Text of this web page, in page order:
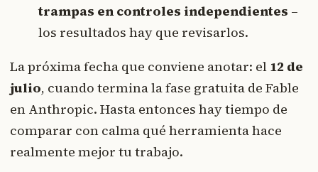
trampas en controles independientes –
los resultados hay que revisarlos.
La próxima fecha que conviene anotar: el 12 de
julio, cuando termina la fase gratuita de Fable
en Anthropic. Hasta entonces hay tiempo de
comparar con calma qué herramienta hace
realmente mejor tu trabajo.